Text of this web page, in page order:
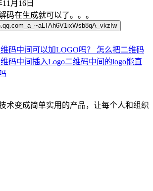
11月16日
码在生成就可以了。。。
码中间可以加LOGO吗？ 怎么把二维码
码中间插入Logo二维码中间的logo能直
术变成简单实用的产品，让每个人和组织